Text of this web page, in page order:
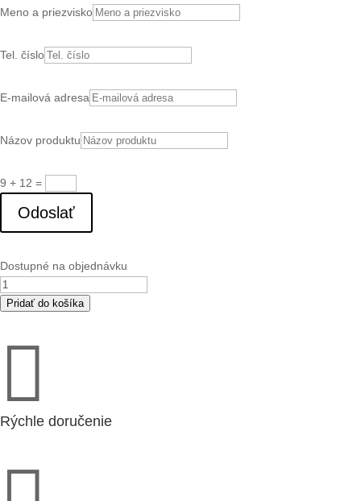
Meno a priezvisko
Tel. číslo
E-mailová adresa
Názov produktu
9 + 12 =
Odoslať
Dostupné na objednávku
množstvo
MPridať do košíka

Rýchle doručenie